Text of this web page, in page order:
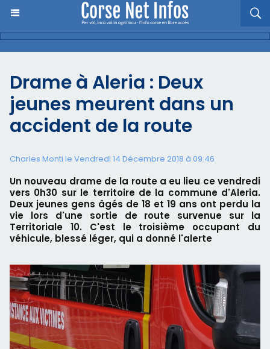
Drame à Aleria : Deux
jeunes meurent dans un
accident de la route
Charles Monti le Vendredi 14 Décembre 2018 à 09:46
Un nouveau drame de la route a eu lieu ce vendredi
vers 0h30 sur le territoire de la commune d'Aleria.
Deux jeunes gens âgés de 18 et 19 ans ont perdu la
vie lors d'une sortie de route survenue sur la
Territoriale 10. C'est le troisième occupant du
véhicule, blessé léger, qui a donné l'alerte